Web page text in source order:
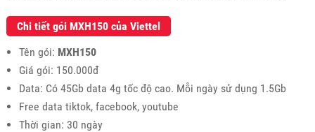
Chi tiết gói MXH150 của Viettel
Tên gói: MXH150
Giá gói: 150.000đ
Data: Có 45Gb data 4g tốc độ cao. Mỗi ngày sử dụng 1.5Gb
Free data tiktok, facebook, youtube
Thời gian: 30 ngày